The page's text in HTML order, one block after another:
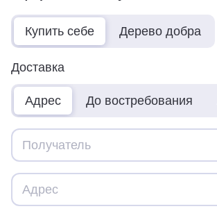
Купить себе Дерево добра
Доставка
Адрес До востребования